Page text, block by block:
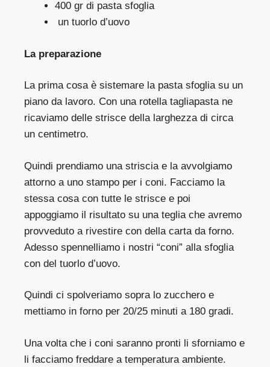
400 gr di pasta sfoglia
un tuorlo d’uovo
La preparazione
La prima cosa è sistemare la pasta sfoglia su un
piano da lavoro. Con una rotella tagliapasta ne
ricaviamo delle strisce della larghezza di circa
un centimetro.
Quindi prendiamo una striscia e la avvolgiamo
attorno a uno stampo per i coni. Facciamo la
stessa cosa con tutte le strisce e poi
appoggiamo il risultato su una teglia che avremo
provveduto a rivestire con della carta da forno.
Adesso spennelliamo i nostri “coni” alla sfoglia
con del tuorlo d’uovo.
Quindi ci spolveriamo sopra lo zucchero e
mettiamo in forno per 20/25 minuti a 180 gradi.
Una volta che i coni saranno pronti li sforniamo e
li facciamo freddare a temperatura ambiente.